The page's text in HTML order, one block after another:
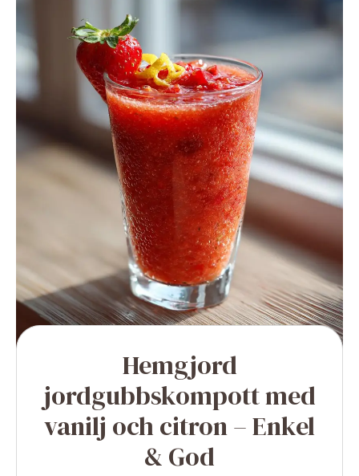
Hemgjord
jordgubbskompott med
vanilj och citron – Enkel
& God